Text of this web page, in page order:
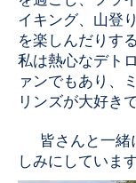
イキング、山登
を楽しんだりす
私は熱心なデト
ァンでもあり、
リンズが大好き
皆さんと一緒
しみにしていま